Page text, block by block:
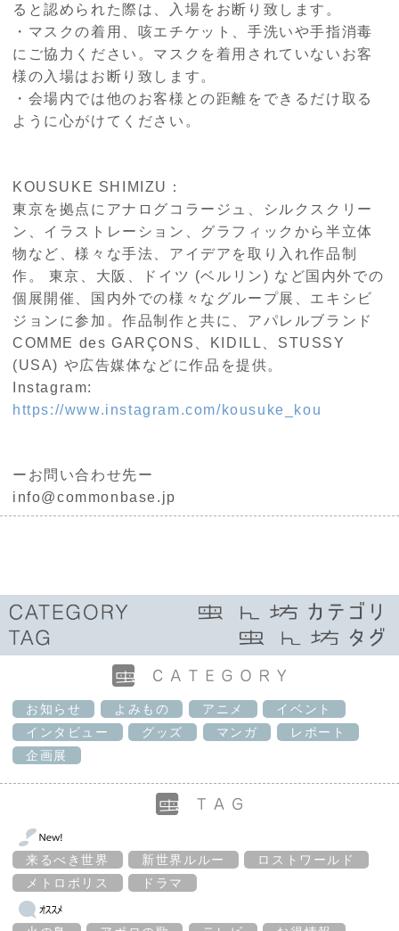
ると認められた際は、入場をお断り致します。
・マスクの着用、咳エチケット、手洗いや手指消毒
にご協力ください。マスクを着用されていないお客
様の入場はお断り致します。
・会場内では他のお客様との距離をできるだけ取る
ように心がけてください。
KOUSUKE SHIMIZU：
東京を拠点にアナログコラージュ、シルクスクリー
ン、イラストレーション、グラフィックから半立体
物など、様々な手法、アイデアを取り入れ作品制
作。 東京、大阪、ドイツ (ベルリン) など国内外での
個展開催、国内外での様々なグループ展、エキシビ
ジョンに参加。作品制作と共に、アパレルブランド
COMME des GARÇONS、KIDILL、STUSSY
(USA) や広告媒体などに作品を提供。
Instagram:
https://www.instagram.com/kousuke_kou
ーお問い合わせ先ー
info@commonbase.jp
お知らせ よみもの アニメ
イベント
インタビュー
グッズ マンガ
レポート
企画展
来るべき世界 新世界ルルー
ロストワールド
メトロポリス
ドラマ